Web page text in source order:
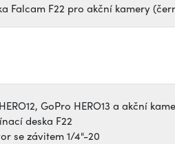
Falcam F22 pro akční kamery
GoPro HERO13 a akční
deska F22
se závitem 1/4"-20